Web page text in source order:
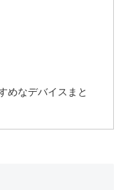
めなデバイスまと